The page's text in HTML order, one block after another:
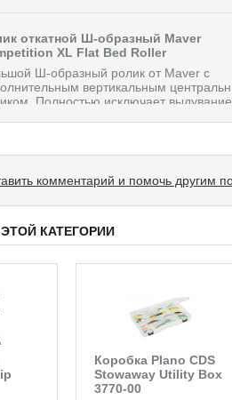
откатной Ш-образный Maver
XL Flat Bed Roller
Ш-образный ролик от Maver с
вертикальным
Полностью исключает
комментарий и помочь другим
КАТЕГОРИИ
Коробка Plano CDS
Stowaway Utility Box
3770-00